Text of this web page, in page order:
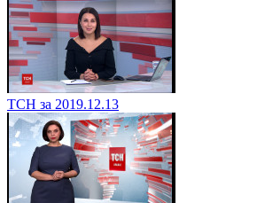
ТСН за 2019.12.13